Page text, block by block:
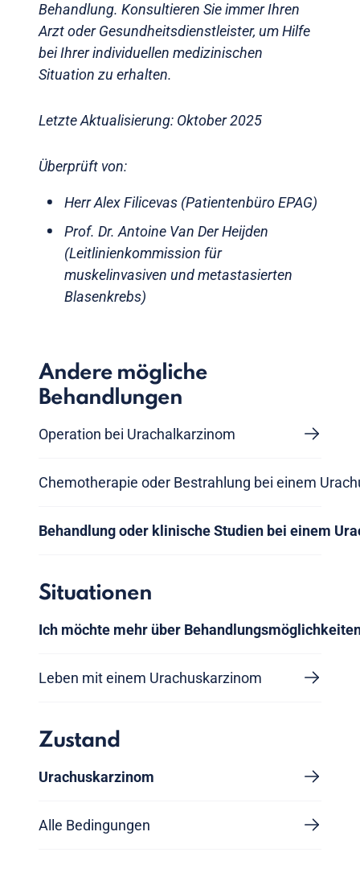
Behandlung. Konsultieren Sie immer Ihren
Arzt oder Gesundheitsdienstleister, um Hilfe
bei Ihrer individuellen medizinischen
Situation zu erhalten.
Letzte Aktualisierung: Oktober 2025
Überprüft von:
Herr Alex Filicevas (Patientenbüro EPAG)
Prof. Dr. Antoine Van Der Heijden
(Leitlinienkommission für
muskelinvasiven und metastasierten
Blasenkrebs)
Andere mögliche
Behandlungen
Operation bei Urachalkarzinom
Chemotherapie oder Bestrahlung bei einem
Behandlung oder klinische Studien bei einem
Situationen
Ich möchte mehr über
Leben mit einem Urachuskarzinom
Zustand
Urachuskarzinom
Alle Bedingungen